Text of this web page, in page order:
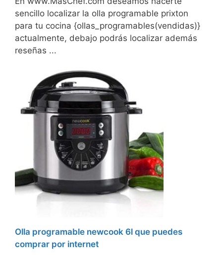
sencillo localizar la olla programable prixton
para tu cocina {ollas_programables(vendidas)}
actualmente, debajo podrás localizar además
reseñas ...
Olla programable newcook 6l que puedes
comprar por internet